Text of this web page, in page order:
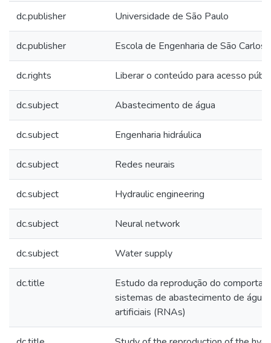
dc.publisher Universidade de São Paulo
dc.publisher Escola de Engenharia de São Carlos
dc.rights Liberar o conteúdo para acesso
dc.subject Abastecimento de água
dc.subject Engenharia hidráulica
dc.subject Redes neurais
dc.subject Hydraulic engineering
dc.subject Neural network
dc.subject Water supply
dc.title
Estudo da reprodução do
sistemas de abastecimento de água
artificiais (RNAs)